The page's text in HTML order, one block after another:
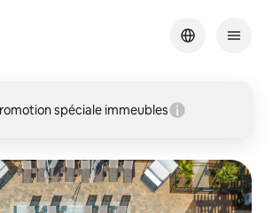
spéciale immeubles